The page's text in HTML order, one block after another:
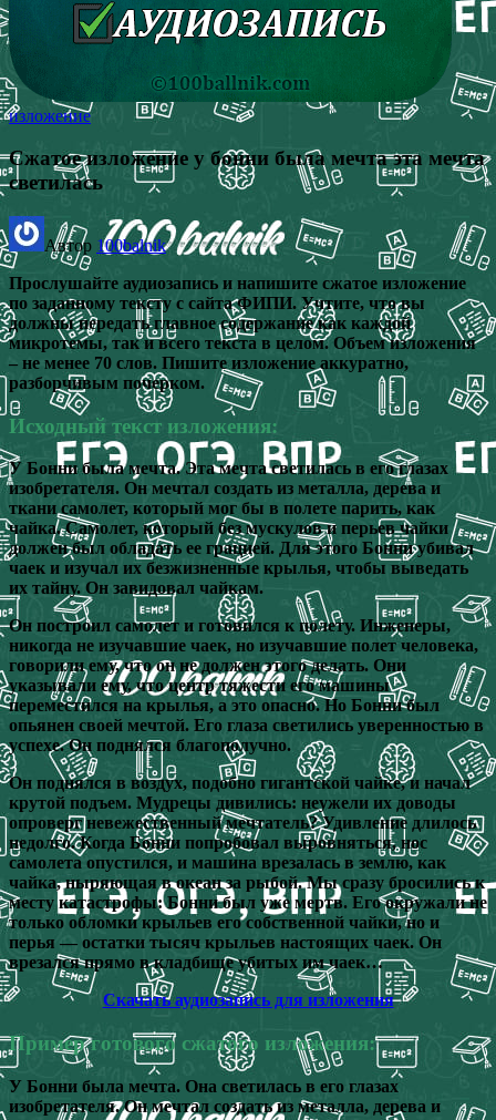
изложение
Сжатое изложение у бонни была мечта эта мечта
светилась
Автор 100balnik
Прослушайте аудиозапись и напишите сжатое изложение
по заданному тексту с сайта ФИПИ. Учтите, что вы
должны передать главное содержание как каждой
микротемы, так и всего текста в целом. Объем изложения
– не менее 70 слов. Пишите изложение аккуратно,
разборчивым почерком.
Исходный текст изложения:
У Бонни была мечта. Эта мечта светилась в его глазах
изобретателя. Он мечтал создать из металла, дерева и
ткани самолет, который мог бы в полете парить, как
чайка. Самолет, который без мускулов и перьев чайки
должен был обладать ее грацией. Для этого Бонни убивал
чаек и изучал их безжизненные крылья, чтобы выведать
их тайну. Он завидовал чайкам.
Он построил самолет и готовился к полету. Инженеры,
никогда не изучавшие чаек, но изучавшие полет человека,
говорили ему, что он не должен этого делать. Они
указывали ему, что центр тяжести его машины
переместился на крылья, а это опасно. Но Бонни был
опьянен своей мечтой. Его глаза светились уверенностью в
успехе. Он поднялся благополучно.
Он поднялся в воздух, подобно гигантской чайке, и начал
крутой подъем. Мудрецы дивились: неужели их доводы
опроверг невежественный мечтатель? Удивление длилось
недолго. Когда Бонни попробовал выровняться, нос
самолета опустился, и машина врезалась в землю, как
чайка, ныряющая в океан за рыбой. Мы сразу бросились к
месту катастрофы: Бонни был уже мертв. Его окружали не
только обломки крыльев его собственной чайки, но и
перья — остатки тысяч крыльев настоящих чаек. Он
врезался прямо в кладбище убитых им чаек…
Скачать аудиозапись для изложения
Пример готового сжатого изложения:
У Бонни была мечта. Она светилась в его глазах
изобретателя. Он мечтал создать из металла, дерева и